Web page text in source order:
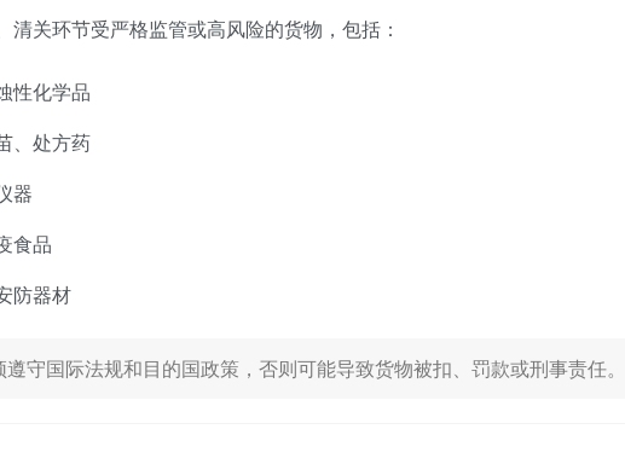
关环节受严格监管或高风险的货物，包括：
性化学品
、处方药
器
食品
防器材
遵守国际法规和目的国政策，否则可能导致货物被扣、罚款或刑事责任。